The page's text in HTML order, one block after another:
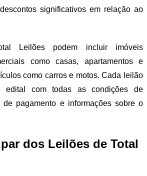
significativos em relação ao
Leilões podem incluir imóveis
como casas, apartamentos e
como carros e motos. Cada leilão
edital com todas as condições de
de pagamento e informações sobre o
dos Leilões de Total